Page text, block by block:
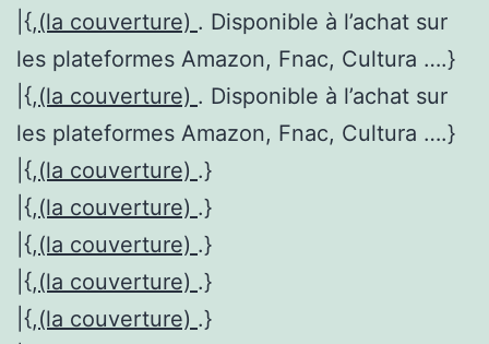
|{,(la couverture) . Disponible à l’achat sur
les plateformes Amazon, Fnac, Cultura ….}
|{,(la couverture) . Disponible à l’achat sur
les plateformes Amazon, Fnac, Cultura ….}
|{,(la couverture) .}
|{,(la couverture) .}
|{,(la couverture) .}
|{,(la couverture) .}
|{,(la couverture) .}